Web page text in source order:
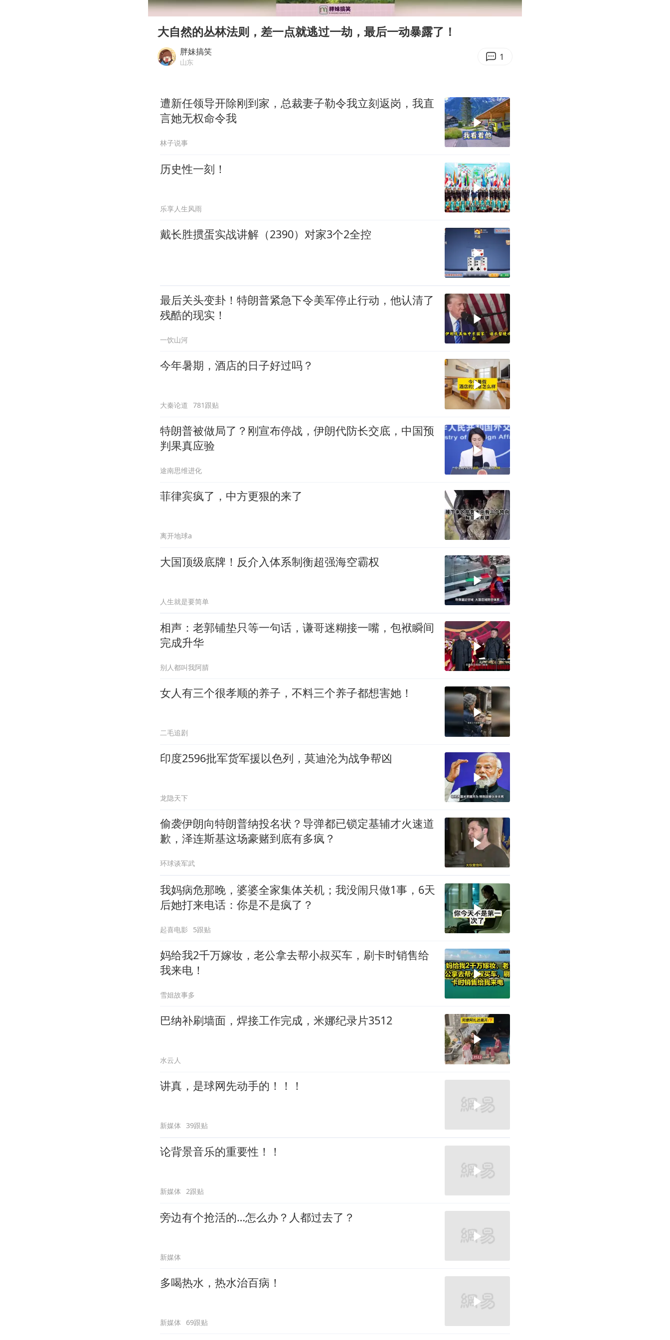
超颖电子拟投资20.86亿建设新项目
宇树科技中一签需缴款7.54万元
夯实基础开新局
00:00 00:13
大自然的丛林法则，差一点就逃过一劫，最后一动暴露了！
胖妹搞笑
山东 1
遭新任领导开除刚到家，总裁妻子勒令我立刻返岗，我直
言她无权命令我
林子说事
历史性一刻！
乐享人生风雨
戴长胜掼蛋实战讲解（2390）对家3个2全控
最后关头变卦！特朗普紧急下令美军停止行动，他认清了
残酷的现实！
一饮山河
今年暑期，酒店的日子好过吗？
大秦论道 781跟贴
特朗普被做局了？刚宣布停战，伊朗代防长交底，中国预
判果真应验
途南思维进化
菲律宾疯了，中方更狠的来了
离开地球a
大国顶级底牌！反介入体系制衡超强海空霸权
人生就是要简单
相声：老郭铺垫只等一句话，谦哥迷糊接一嘴，包袱瞬间
完成升华
别人都叫我阿腈
女人有三个很孝顺的养子，不料三个养子都想害她！
二毛追剧
印度2596批军货军援以色列，莫迪沦为战争帮凶
龙隐天下
偷袭伊朗向特朗普纳投名状？导弹都已锁定基辅才火速道
歉，泽连斯基这场豪赌到底有多疯？
环球谈军武
我妈病危那晚，婆婆全家集体关机；我没闹只做1事，6天
后她打来电话：你是不是疯了？
起喜电影 5跟贴
妈给我2千万嫁妆，老公拿去帮小叔买车，刷卡时销售给
我来电！
雪姐故事多
巴纳补刷墙面，焊接工作完成，米娜纪录片3512
水云人
讲真，是球网先动手的！！！
新媒体 39跟贴
论背景音乐的重要性！！
新媒体 2跟贴
旁边有个抢活的…怎么办？人都过去了？
新媒体
多喝热水，热水治百病！
新媒体 69跟贴